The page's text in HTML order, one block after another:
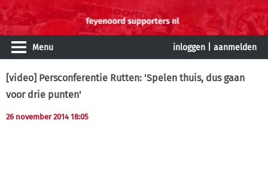
Menu inloggen aanmelden
[video] Persconferentie Rutten: 'Spelen thuis, dus gaan
voor drie punten'
26 november 2014 18:05